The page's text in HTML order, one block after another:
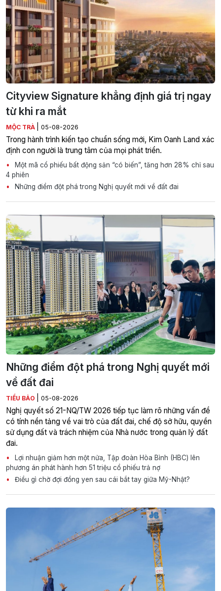
Cityview Signature khẳng định giá trị ngay
từ khi ra mắt
MỘC TRÀ 05-08-2026
Trong hành trình kiến tạo chuẩn sống mới, Kim Oanh Land xác
định con người là trung tâm của mọi phát triển.
Một mã cổ phiếu bất động sản “có biến”, tăng hơn 28% chỉ sau
4 phiên
Những điểm đột phá trong Nghị quyết mới về đất đai
Những điểm đột phá trong Nghị quyết mới
về đất đai
TIỂU BẢO 05-08-2026
Nghị quyết số 21-NQ/TW 2026 tiếp tục làm rõ những vấn đề
có tính nền tảng về vai trò của đất đai, chế độ sở hữu, quyền
sử dụng đất và trách nhiệm của Nhà nước trong quản lý đất
đai.
Lợi nhuận giảm hơn một nửa, Tập đoàn Hòa Bình (HBC) lên
phương án phát hành hơn 51 triệu cổ phiếu trả nợ
Điều gì chờ đợi đồng yen sau cái bắt tay giữa Mỹ-Nhật?